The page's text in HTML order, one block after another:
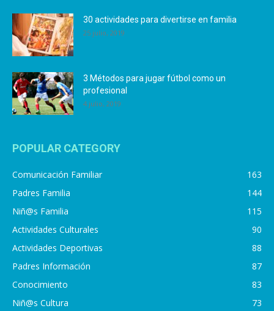
30 actividades para divertirse en familia
25 julio, 2019
3 Métodos para jugar fútbol como un
profesional
4 julio, 2019
POPULAR CATEGORY
Comunicación Familiar
163
Padres Familia
144
Niñ@s Familia
115
Actividades Culturales
90
Actividades Deportivas
88
Padres Información
87
Conocimiento
83
Niñ@s Cultura
73